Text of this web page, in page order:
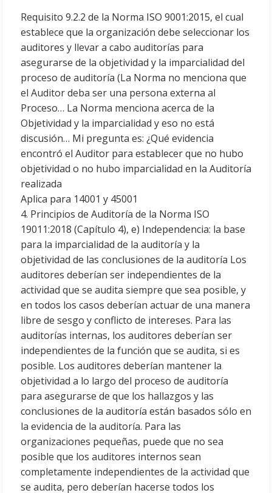
Requisito 9.2.2 de la Norma ISO 9001:2015, el cual
establece que la organización debe seleccionar los
auditores y llevar a cabo auditorías para
asegurarse de la objetividad y la imparcialidad del
proceso de auditoría (La Norma no menciona que
el Auditor deba ser una persona externa al
Proceso… La Norma menciona acerca de la
Objetividad y la imparcialidad y eso no está
discusión… Mi pregunta es: ¿Qué evidencia
encontró el Auditor para establecer que no hubo
objetividad o no hubo imparcialidad en la Auditoría
realizada
Aplica para 14001 y 45001
4. Principios de Auditoría de la Norma ISO
19011:2018 (Capítulo 4), e) Independencia: la base
para la imparcialidad de la auditoría y la
objetividad de las conclusiones de la auditoría Los
auditores deberían ser independientes de la
actividad que se audita siempre que sea posible, y
en todos los casos deberían actuar de una manera
libre de sesgo y conflicto de intereses. Para las
auditorías internas, los auditores deberían ser
independientes de la función que se audita, si es
posible. Los auditores deberían mantener la
objetividad a lo largo del proceso de auditoría
para asegurarse de que los hallazgos y las
conclusiones de la auditoría están basados sólo en
la evidencia de la auditoría. Para las
organizaciones pequeñas, puede que no sea
posible que los auditores internos sean
completamente independientes de la actividad que
se audita, pero deberían hacerse todos los